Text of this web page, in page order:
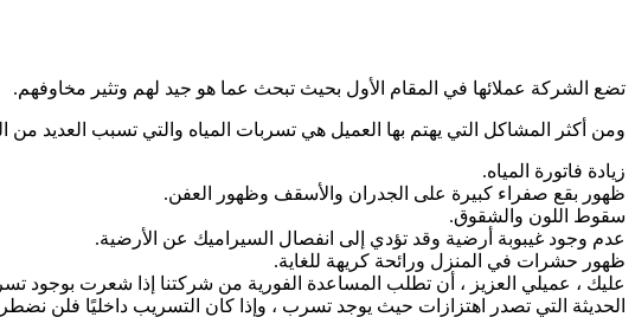
تضع الشركة عملائها في المقام الأول بحيث تبحث عما هو جيد لهم وتثير مخاوفهم.
ومن أكثر المشاكل التي يهتم بها العميل هي تسربات المياه والتي تسبب العديد من
زيادة فاتورة المياه.
ظهور بقع صفراء كبيرة على الجدران والأسقف وظهور العفن.
سقوط اللون والشقوق.
عدم وجود غيبوبة أرضية وقد تؤدي إلى انفصال السيراميك عن الأرضية.
ظهور حشرات في المنزل ورائحة كريهة للغاية.
عليك ، عميلي العزيز ، أن تطلب المساعدة الفورية من شركتنا إذا شعرت بوجود
الحديثة التي تصدر اهتزازات حيث يوجد تسرب ، وإذا كان التسريب داخليًا فلن نضطر